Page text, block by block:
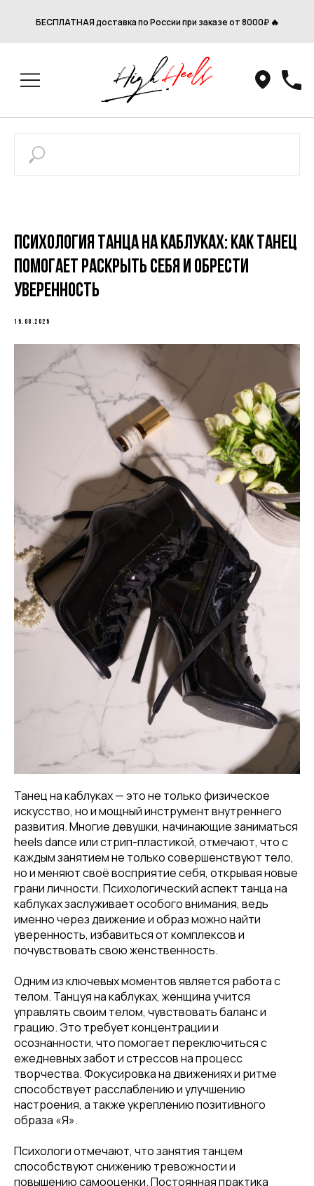
БЕСПЛАТНАЯ доставка по России при заказе от 8000₽ 🔥
Психология танца на каблуках: как танец
помогает раскрыть себя и обрести
уверенность
15.08.2025
Танец на каблуках — это не только физическое
искусство, но и мощный инструмент внутреннего
развития. Многие девушки, начинающие заниматься
heels dance или стрип-пластикой, отмечают, что с
каждым занятием не только совершенствуют тело,
но и меняют своё восприятие себя, открывая новые
грани личности. Психологический аспект танца на
каблуках заслуживает особого внимания, ведь
именно через движение и образ можно найти
уверенность, избавиться от комплексов и
почувствовать свою женственность.
Одним из ключевых моментов является работа с
телом. Танцуя на каблуках, женщина учится
управлять своим телом, чувствовать баланс и
грацию. Это требует концентрации и
осознанности, что помогает переключиться с
ежедневных забот и стрессов на процесс
творчества. Фокусировка на движениях и ритме
способствует расслаблению и улучшению
настроения, а также укреплению позитивного
образа «Я».
Психологи отмечают, что занятия танцем
способствуют снижению тревожности и
повышению самооценки. Постоянная практика